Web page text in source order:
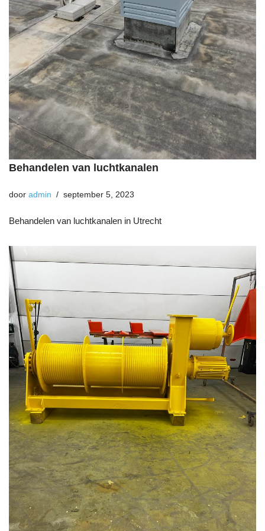
Behandelen van luchtkanalen
door admin september 5, 2023
Behandelen van luchtkanalen in Utrecht